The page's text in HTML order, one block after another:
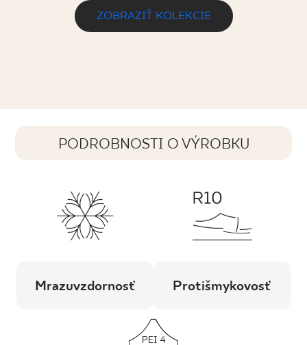
ZOBRAZIŤ KOLEKCIE
PODROBNOSTI O VÝROBKU
Mrazuvzdornosť Protišmykovosť